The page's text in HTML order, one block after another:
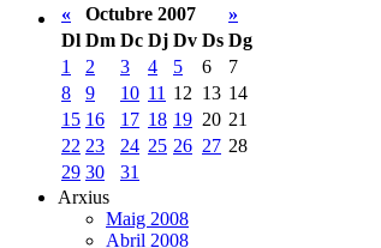
«
Octubre 2007
»
Dl Dm Dc Dj Dv Ds Dg
1
2 3 4 5 6
7
8
9 10 11 12 13 14
15 16 17 18 19 20 21
22 23 24 25 26 27 28
29 30
31
Arxius
Maig 2008
Abril 2008